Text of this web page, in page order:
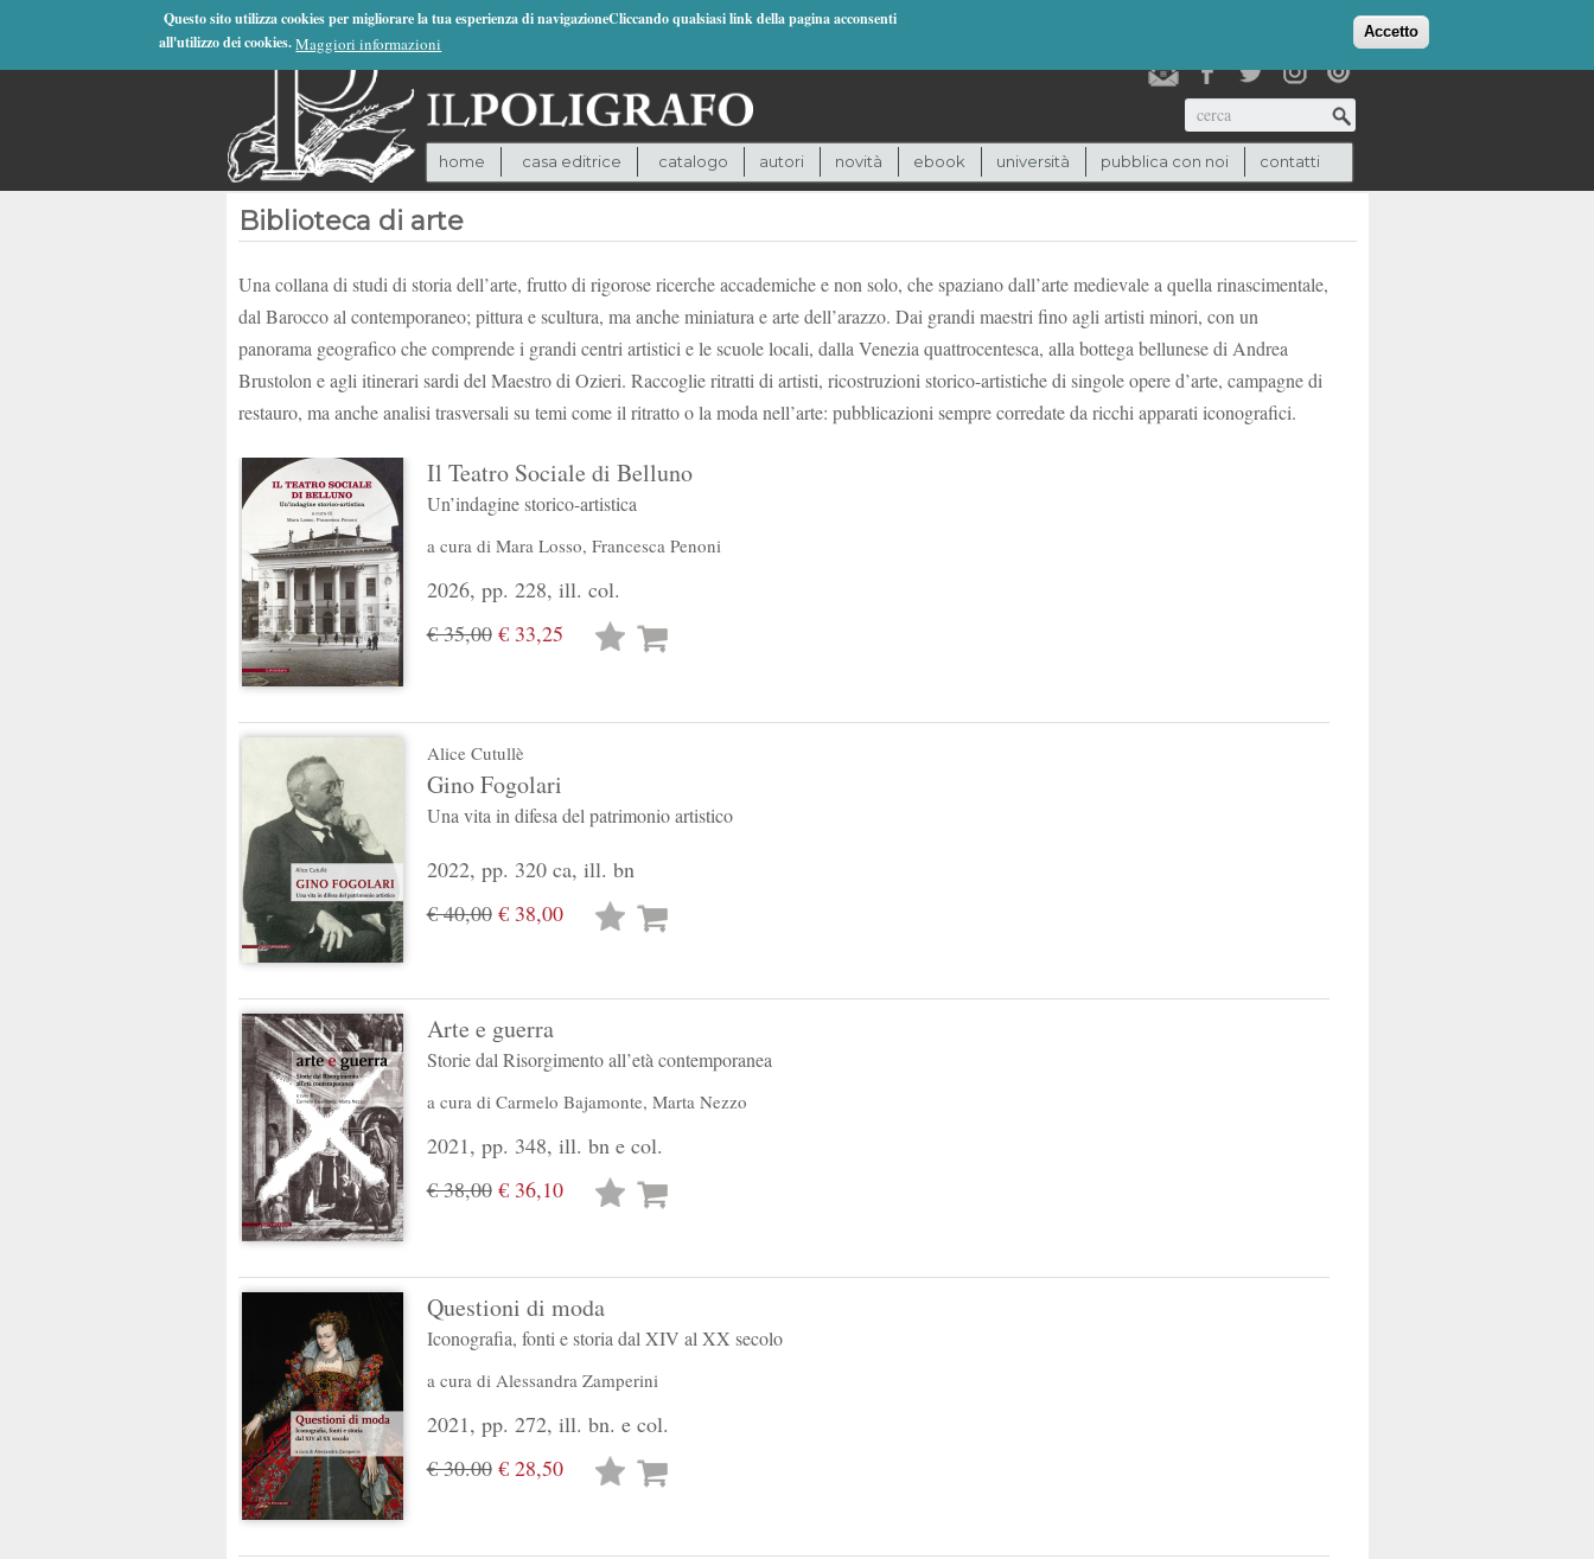
Questo sito utilizza cookies per migliorare la tua esperienza di navigazioneCliccando qualsiasi link della pagina acconsenti
all'utilizzo dei cookies. Maggiori informazioni
Accetto
(0)
Cerca
home casa editrice catalogo autori novità ebook università pubblica con noi contatti
Biblioteca di arte
Una collana di studi di storia dell’arte, frutto di rigorose ricerche accademiche e non solo, che spaziano dall’arte medievale a quella rinascimentale,
dal Barocco al contemporaneo; pittura e scultura, ma anche miniatura e arte dell’arazzo. Dai grandi maestri fino agli artisti minori, con un
panorama geografico che comprende i grandi centri artistici e le scuole locali, dalla Venezia quattrocentesca, alla bottega bellunese di Andrea
Brustolon e agli itinerari sardi del Maestro di Ozieri. Raccoglie ritratti di artisti, ricostruzioni storico-artistiche di singole opere d’arte, campagne di
restauro, ma anche analisi trasversali su temi come il ritratto o la moda nell’arte: pubblicazioni sempre corredate da ricchi apparati iconografici.
Il Teatro Sociale di Belluno
Un’indagine storico-artistica
a cura di Mara Losso, Francesca Penoni
2026, pp. 228, ill. col.
€ 35,00€ 33,25
Lista
Alice Cutullè
Gino Fogolari
Una vita in difesa del patrimonio artistico
2022, pp. 320 ca, ill. bn
€ 40,00€ 38,00
Lista
Arte e guerra
Storie dal Risorgimento all’età contemporanea
a cura di Carmelo Bajamonte, Marta Nezzo
2021, pp. 348, ill. bn e col.
€ 38,00€ 36,10
Lista
Questioni di moda
Iconografia, fonti e storia dal XIV al XX secolo
a cura di Alessandra Zamperini
2021, pp. 272, ill. bn. e col.
€ 30.00€ 28,50
Lista